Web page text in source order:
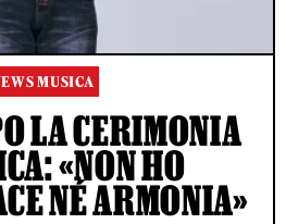
MUSICA
LA CERIMONIA
«NON HO
NÉ ARMONIA»